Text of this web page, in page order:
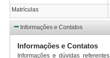
Matrículas
Informações e Contatos
Informações e Contatos
Informações e dúvidas